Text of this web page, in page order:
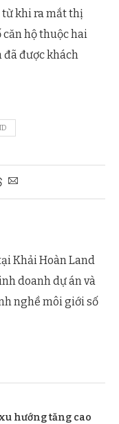
từ khi ra mắt thị
căn hộ thuộc hai
được khách
Khải Hoàn Land
doanh dự án và
nghề môi giới số
hướng tăng cao